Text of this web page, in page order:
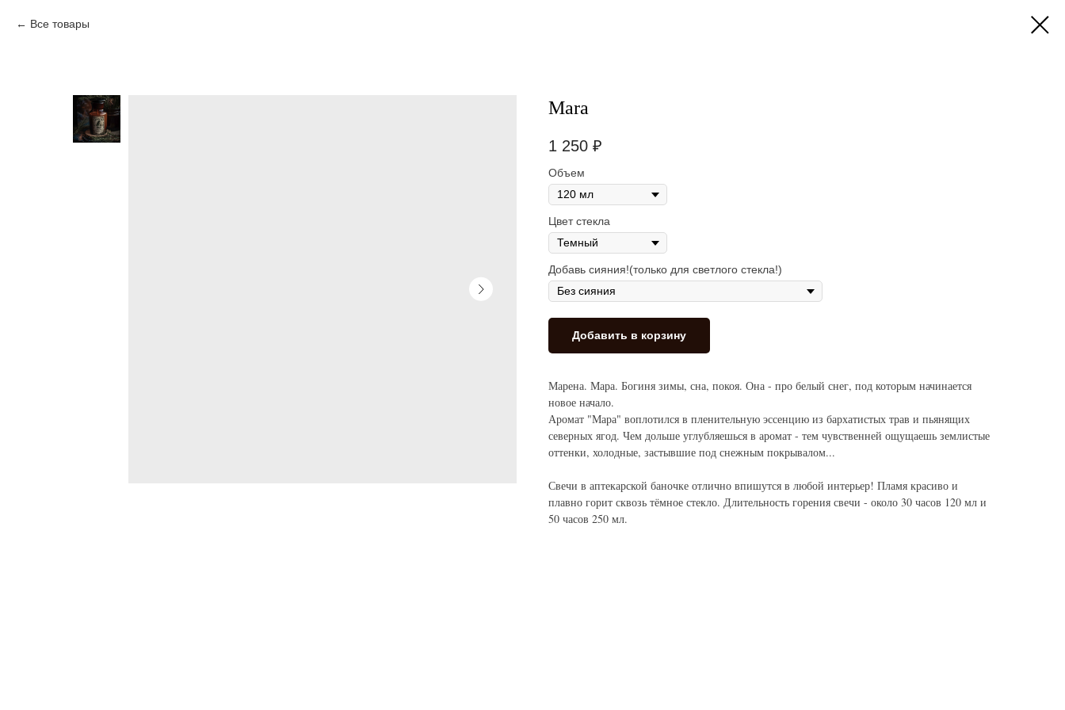
Все товары
Mara
1 250 ₽
Объем
Цвет стекла
Добавь сияния!(только для светлого стекла!)
Добавить в корзину
Марена. Мара. Богиня зимы, сна, покоя. Она - про белый снег, под которым начинается
новое начало.
Аромат "Мара" воплотился в пленительную эссенцию из бархатистых трав и пьянящих
северных ягод. Чем дольше углубляешься в аромат - тем чувственней ощущаешь землистые
оттенки, холодные, застывшие под снежным покрывалом...
Свечи в аптекарской баночке отлично впишутся в любой интерьер! Пламя красиво и
плавно горит сквозь тёмное стекло. Длительность горения свечи - около 30 часов 120 мл и
50 часов 250 мл.